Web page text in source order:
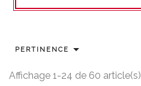
PERTINENCE 
Affichage 1-24 de 60 article(s)